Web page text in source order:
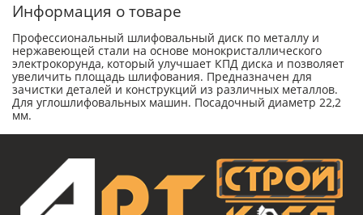
Информация о товаре
Профессиональный шлифовальный диск по металлу и
нержавеющей стали на основе монокристаллического
электрокорунда, который улучшает КПД диска и позволяет
увеличить площадь шлифования. Предназначен для
зачистки деталей и конструкций из различных металлов.
Для углошлифовальных машин. Посадочный диаметр 22,2
мм.